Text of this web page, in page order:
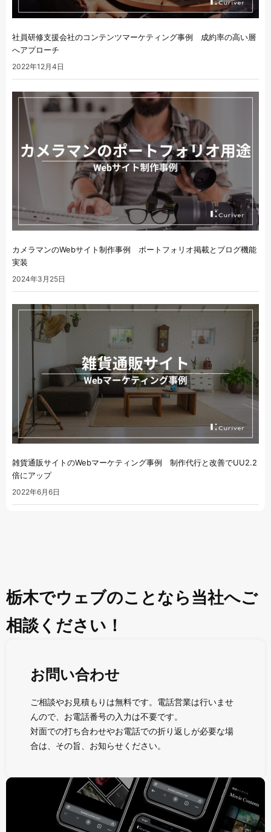
社員研修支援会社のコンテンツマーケティング事例 成約率の高い層
へアプローチ
2022年12月4日
カメラマンのWebサイト制作事例 ポートフォリオ掲載とブログ機能
実装
2024年3月25日
雑貨通販サイトのWebマーケティング事例 制作代行と改善でUU2.2
倍にアップ
2022年6月6日
栃木でウェブのことなら当社へご
相談ください！
お問い合わせ
ご相談やお見積もりは無料です。電話営業は行いませ
んので、お電話番号の入力は不要です。
対面での打ち合わせやお電話での折り返しが必要な場
合は、その旨、お知らせください。